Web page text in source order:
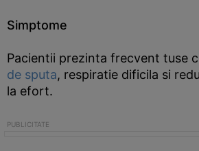
Simptome
Pacientii prezinta frecvent tuse
de sputa, respiratie dificila si
la efort.